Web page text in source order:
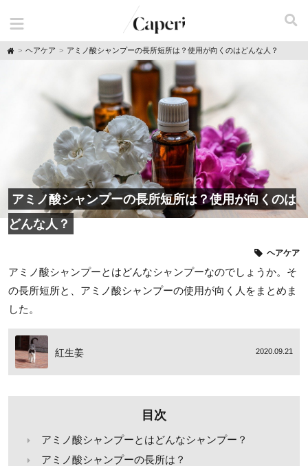
H
ヘアケア アミノ酸シャンプーの長所短所は？使用が向くのはどんな人？
アミノ酸シャンプーの長所短所は？使用が向くのは
どんな人？
ヘアケア
アミノ酸シャンプーとはどんなシャンプーなのでしょうか。そ
の長所短所と、アミノ酸シャンプーの使用が向く人をまとめま
した。
紅生姜 2020.09.21
目次
アミノ酸シャンプーとはどんなシャンプー？
アミノ酸シャンプーの長所は？